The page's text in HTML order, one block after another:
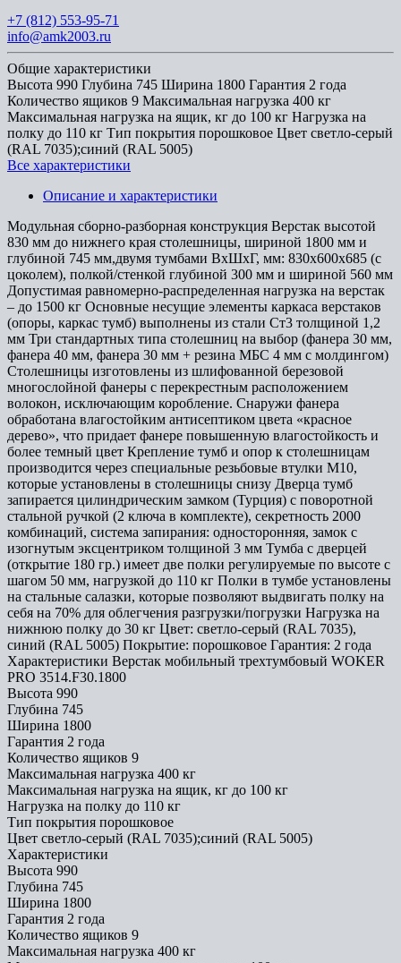
+7 (812) 553-95-71
info@amk2003.ru
Общие характеристики
Высота 990 Глубина 745 Ширина 1800 Гарантия 2 года
Количество ящиков 9 Максимальная нагрузка 400 кг
Максимальная нагрузка на ящик, кг до 100 кг Нагрузка на
полку до 110 кг Тип покрытия порошковое Цвет светло-серый
(RAL 7035);синий (RAL 5005)
Все характеристики
Описание и характеристики
Модульная сборно-разборная конструкция Верстак высотой
830 мм до нижнего края столешницы, шириной 1800 мм и
глубиной 745 мм,двумя тумбами ВхШхГ, мм: 830х600х685 (с
цоколем), полкой/стенкой глубиной 300 мм и шириной 560 мм
Допустимая равномерно-распределенная нагрузка на верстак
– до 1500 кг Основные несущие элементы каркаса верстаков
(опоры, каркас тумб) выполнены из стали Ст3 толщиной 1,2
мм Три стандартных типа столешниц на выбор (фанера 30 мм,
фанера 40 мм, фанера 30 мм + резина МБС 4 мм с молдингом)
Столешницы изготовлены из шлифованной березовой
многослойной фанеры с перекрестным расположением
волокон, исключающим коробление. Снаружи фанера
обработана влагостойким антисептиком цвета «красное
дерево», что придает фанере повышенную влагостойкость и
более темный цвет Крепление тумб и опор к столешницам
производится через специальные резьбовые втулки М10,
которые установлены в столешницы снизу Дверца тумб
запирается цилиндрическим замком (Турция) с поворотной
стальной ручкой (2 ключа в комплекте), секретность 2000
комбинаций, система запирания: односторонняя, замок с
изогнутым эксцентриком толщиной 3 мм Тумба с дверцей
(открытие 180 гр.) имеет две полки регулируемые по высоте с
шагом 50 мм, нагрузкой до 110 кг Полки в тумбе установлены
на стальные салазки, которые позволяют выдвигать полку на
себя на 70% для облегчения разгрузки/погрузки Нагрузка на
нижнюю полку до 30 кг Цвет: светло-серый (RAL 7035),
синий (RAL 5005) Покрытие: порошковое Гарантия: 2 года
Характеристики Верстак мобильный трехтумбовый WOKER
PRO 3514.F30.1800
Высота 990
Глубина 745
Ширина 1800
Гарантия 2 года
Количество ящиков 9
Максимальная нагрузка 400 кг
Максимальная нагрузка на ящик, кг до 100 кг
Нагрузка на полку до 110 кг
Тип покрытия порошковое
Цвет светло-серый (RAL 7035);синий (RAL 5005)
Характеристики
Высота 990
Глубина 745
Ширина 1800
Гарантия 2 года
Количество ящиков 9
Максимальная нагрузка 400 кг